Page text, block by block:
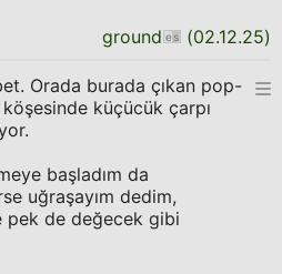
ground (02.12.25)
Orada burada çıkan pop-
küçücük çarpı
başladım da
uğraşayım dedim,
pek de değecek gibi